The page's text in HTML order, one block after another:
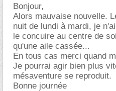
Bonjour,
Alors mauvaise nouvelle.
nuit de lundi à mardi, je
le concuire au centre de
qu'une aile cassée...
En tous cas merci quand
Je pourrai agir bien plus
mésaventure se reproduit.
Bonne journée